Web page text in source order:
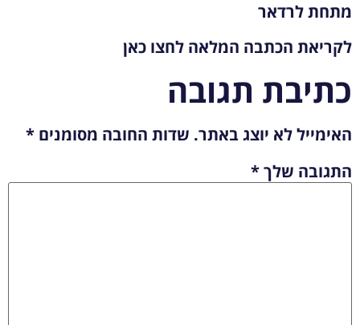
מתחת לרדאר
לקריאת הכתבה המלאה לחצו כאן
כתיבת תגובה
האימייל לא יוצג באתר. שדות החובה מסומנים *
התגובה שלך*